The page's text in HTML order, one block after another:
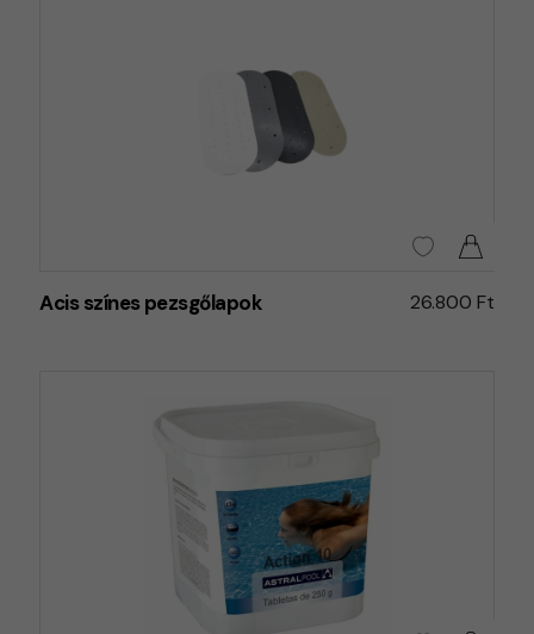
Acis színes pezsgőlapok 26.800 Ft